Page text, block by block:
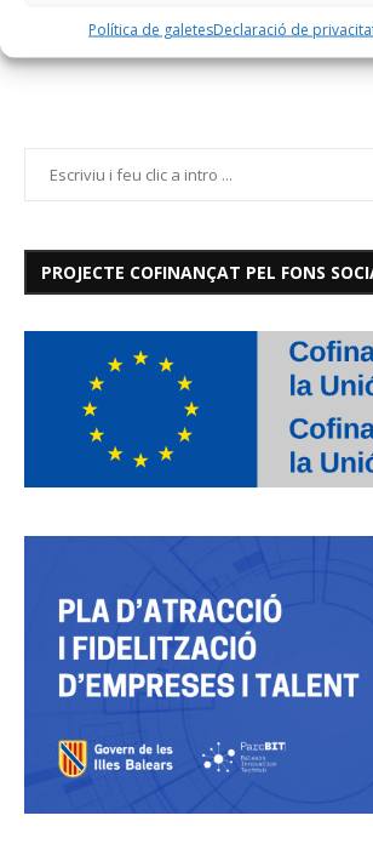
Política de galetesDeclaració de
PROJECTE COFINANÇAT PEL FONS